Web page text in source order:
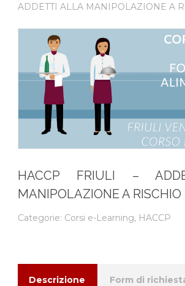
ADDETTI ALLA MANIPOLAZIONE A
HACCP FRIULI –
MANIPOLAZIONE A RISCHIO
Categorie: Corsi e-Learning, HACCP
Descrizione Form di